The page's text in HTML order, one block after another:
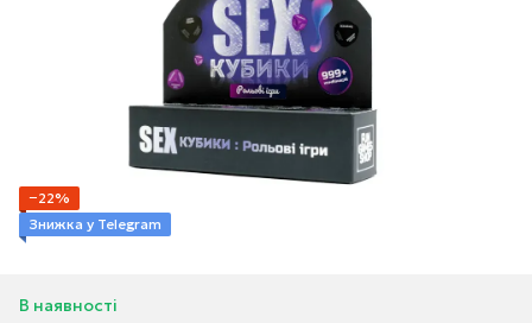
−22%
Знижка у Telegram
В наявності